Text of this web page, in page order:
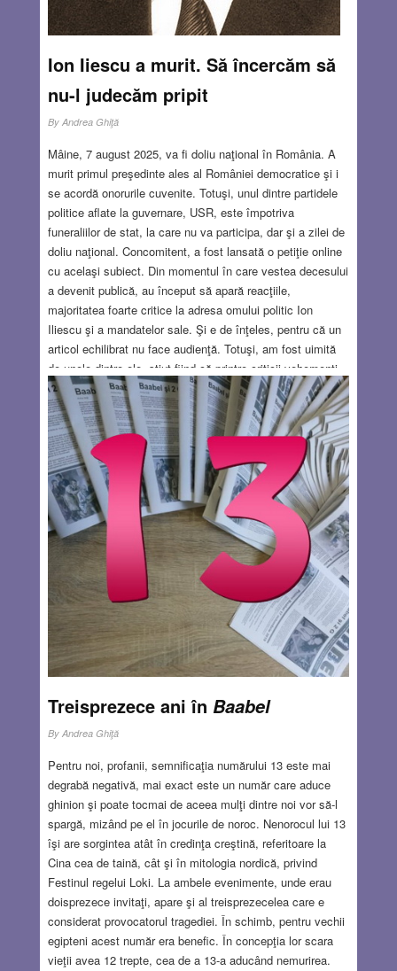
Ion Iiescu a murit. Să încercăm să
nu-l judecăm pripit
By Andrea Ghiţă
Mâine, 7 august 2025, va fi doliu naţional în România. A
murit primul preşedinte ales al României democratice şi i
se acordă onorurile cuvenite. Totuşi, unul dintre partidele
politice aflate la guvernare, USR, este împotriva
funeraliilor de stat, la care nu va participa, dar şi a zilei de
doliu naţional. Concomitent, a fost lansată o petiţie online
cu acelaşi subiect. Din momentul în care vestea decesului
a devenit publică, au început să apară reacţiile,
majoritatea foarte critice la adresa omului politic Ion
Iliescu şi a mandatelor sale. Şi e de înţeles, pentru că un
articol echilibrat nu face audienţă. Totuşi, am fost uimită
de unele dintre ele, ştiut fiind că printre criticii vehemenţi
se număra şi cel care îi căutase anturajul şi publicase o
carte despre el[5]. Majoritatea acestor articole îl acuză pe
Ion Iliescu de toate relele care s-au abătut peste România
după răsturnarea regimului ceauşist: morţii revoluţiei,
procesul Ceauşescu, mineriadele, înfiinţarea FSN,
formarea noii clase politice corupte care a jefuit ţara,
încheierea tratatului de pace cu URSS (care oricum n-a
mai avut obiect după disoluţia imperiului sovietic), apariţia
şi consolidarea partidelor naţionaliste etc. Toţi aceşti critici
uită sau nu înţeleg că în decembrie 1989 România trăia
într-o paradigmă nord-coreeană din care, potrivit acestor
critici acerbi, ar fi trebui să facă un salt graţios şi să
aterizeze de îndată într-o democraţie occidentală
consolidată.
Read more…
AUG 6, 2025 11 COMMENTS
Treisprezece ani în Baabel
By Andrea Ghiţă
Pentru noi, profanii, semnificaţia numărului 13 este mai
degrabă negativă, mai exact este un număr care aduce
ghinion şi poate tocmai de aceea mulţi dintre noi vor să-l
spargă, mizând pe el în jocurile de noroc. Nenorocul lui 13
îşi are sorgintea atât în credinţa creştină, referitoare la
Cina cea de taină, cât şi în mitologia nordică, privind
Festinul regelui Loki. La ambele evenimente, unde erau
doisprezece invitaţi, apare şi al treisprezecelea care e
considerat provocatorul tragediei. În schimb, pentru vechii
egipteni acest număr era benefic. În concepţia lor scara
vieţii avea 12 trepte, cea de a 13-a aducând nemurirea.